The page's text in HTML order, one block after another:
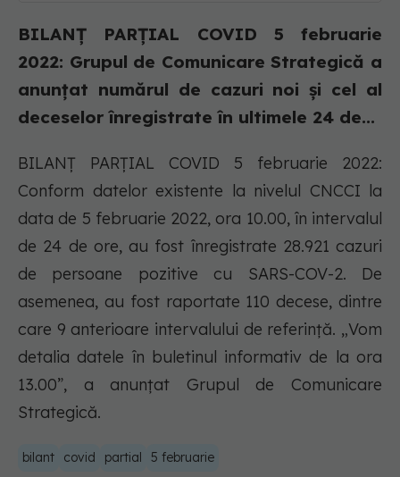
BILANȚ PARȚIAL COVID 5 februarie
2022: Grupul de Comunicare Strategică a
anunțat numărul de cazuri noi și cel al
deceselor înregistrate în ultimele 24 de...
BILANȚ PARȚIAL COVID 5 februarie 2022:
Conform datelor existente la nivelul CNCCI la
data de 5 februarie 2022, ora 10.00, în intervalul
de 24 de ore, au fost înregistrate 28.921 cazuri
de persoane pozitive cu SARS-COV-2. De
asemenea, au fost raportate 110 decese, dintre
care 9 anterioare intervalului de referință. „Vom
detalia datele în buletinul informativ de la ora
13.00”, a anunțat Grupul de Comunicare
Strategică.
bilant covid partial 5 februarie